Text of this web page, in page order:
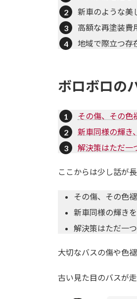
新車のような美
高額な再塗装費
地域で際立つ存
ボロボロの
その傷、その色
新車同様の輝き
解決策はただ一
ここからは少し話が
その傷、その色
新車同様の輝き
解決策はただ一
大切なバスの傷や色
古い見た目のバスが